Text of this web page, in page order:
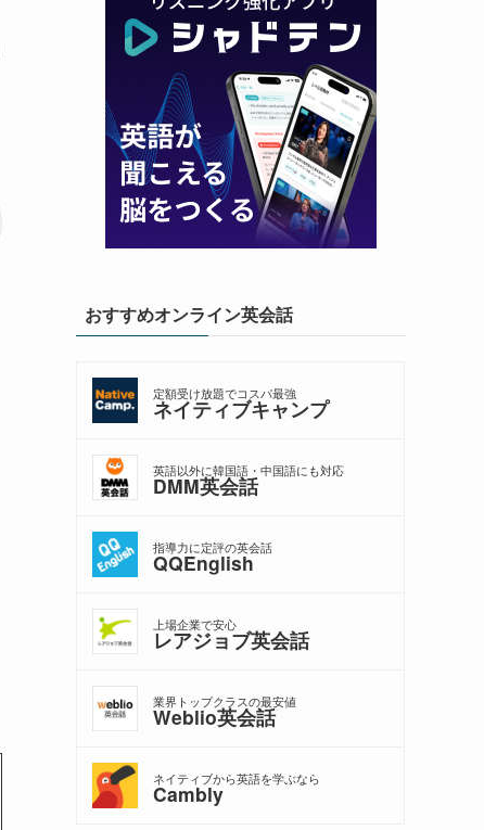
おすすめオンライン英会話
定額受け放題でコスパ最強
ネイティブキャンプ
英語以外に韓国語・中国語にも対応
DMM英会話
指導力に定評の英会話
QQEnglish
上場企業で安心
レアジョブ英会話
業界トップクラスの最安値
Weblio英会話
ネイティブから英語を学ぶなら
Cambly